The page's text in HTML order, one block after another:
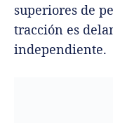
superiores de
tracción es
independiente.